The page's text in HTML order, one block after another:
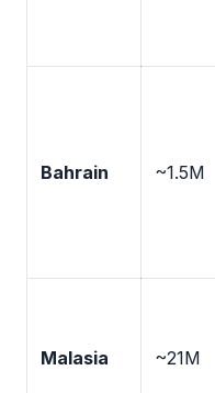
Bahrain ~1.5M
Malasia ~21M